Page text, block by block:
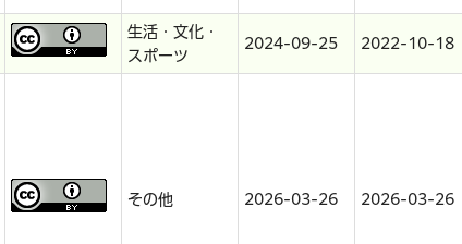
生活・文化・
スポーツ
2024-09-25 2022-10-18
その他 2026-03-26 2026-03-26